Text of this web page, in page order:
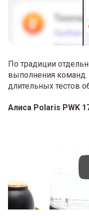
По традиции
выполнения
длительных тестов
Алиса Polaris PWK